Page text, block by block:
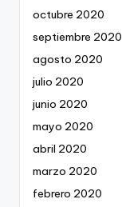
octubre 2020
septiembre 2020
agosto 2020
julio 2020
junio 2020
mayo 2020
abril 2020
marzo 2020
febrero 2020